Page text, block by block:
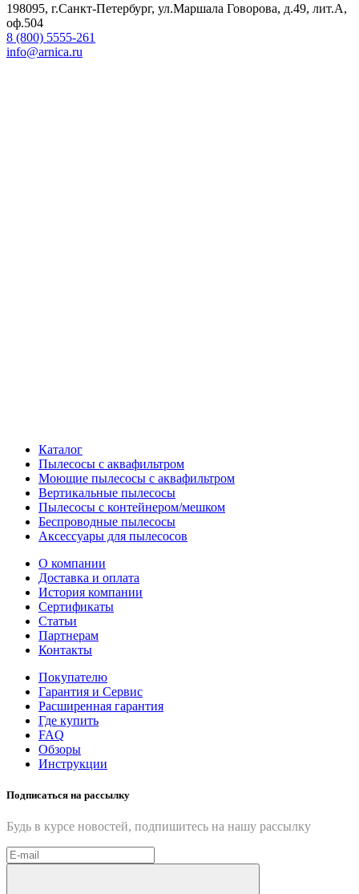
198095, г.Санкт-Петербург, ул.Маршала Говорова, д.49, лит.А,
оф.504
8 (800) 5555-261
info@arnica.ru
Каталог
Пылесосы с аквафильтром
Моющие пылесосы с аквафильтром
Вертикальные пылесосы
Пылесосы с контейнером/мешком
Беспроводные пылесосы
Аксессуары для пылесосов
О компании
Доставка и оплата
История компании
Сертификаты
Статьи
Партнерам
Контакты
Покупателю
Гарантия и Сервис
Расширенная гарантия
Где купить
FAQ
Обзоры
Инструкции
Подписаться на рассылку
Будь в курсе новостей, подпишитесь на нашу рассылку